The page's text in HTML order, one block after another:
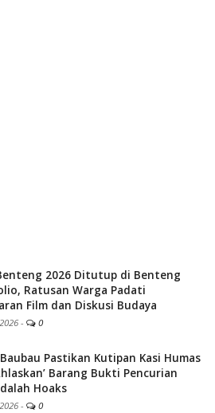
2026 Ditutup di Benteng
Ratusan Warga Padati
Film dan Diskusi Budaya
- 0
Pastikan Kutipan Kasi Humas
Barang Bukti Pencurian
Hoaks
- 0